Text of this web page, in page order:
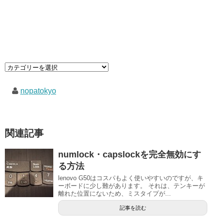
nopatokyo
関連記事
numlock・capslockを完全無効にす
る方法
lenovo G50はコスパもよく使いやすいのですが、キ
ーボードに少し難があります。 それは、テンキーが
離れた位置にないため、ミスタイプが...
記事を読む